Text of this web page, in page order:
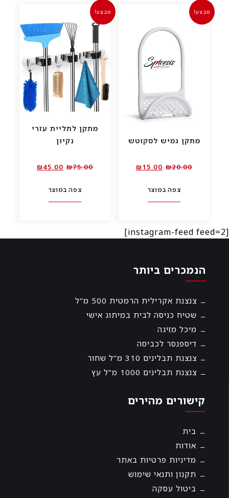
מבצע!
מתקן גמיש לסקוטש
₪20.00
המחיר
היה:
₪20.00.
₪15.00
צפה במוצר
מבצע!
מתקן לתליית עזרי
נקיון
₪75.00
המחיר
היה:
₪75.00.
₪45.00
צפה במוצר
[instagram-feed feed=2]
הנמכרים ביותר
צנצנת אקרילית הרמטית 500 מ"ל
שטיח כניסה לבית במיתוג אישי
מיכל מזיגה
דיספנסר לכביסה
צנצנת תבלינים 310 מ"ל שחור
צנצנת תבלינים 1000 מ"ל עץ
קישורים מהירים
בית
אודות
מדיניות פרטיות באתר
תקנון ותנאי שימוש
ביטול עסקה